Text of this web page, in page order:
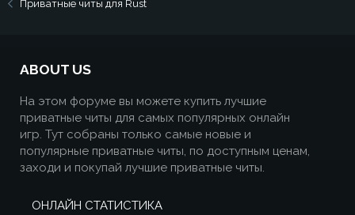
Приватные читы для Rust
ABOUT US
На этом форуме вы можете купить лучшие
приватные читы для самых популярных онлайн
игр. Тут собраны только самые новые и
популярные приватные читы, по доступным ценам,
заходи и покупай лучшие приватные читы.
ОНЛАЙН СТАТИСТИКА